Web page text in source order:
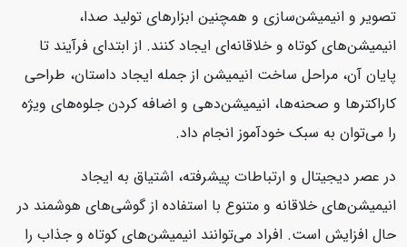
تصویر و انیمیشن‌سازی و همچنین ابزارهای تولید صدا،
انیمیشن‌های کوتاه و خلاقانه‌ای ایجاد کنند. از ابتدای فرآیند تا
پایان آن، مراحل ساخت انیمیشن از جمله ایجاد داستان، طراحی
کاراکترها و صحنه‌ها، انیمیشن‌دهی و اضافه کردن جلوه‌های ویژه
را می‌توان به سبک خودآموز انجام داد.
در عصر دیجیتال و ارتباطات پیشرفته، اشتیاق به ایجاد
انیمیشن‌های خلاقانه و متنوع با استفاده از گوشی‌های هوشمند در
حال افزایش است. افراد می‌توانند انیمیشن‌های کوتاه و جذاب را